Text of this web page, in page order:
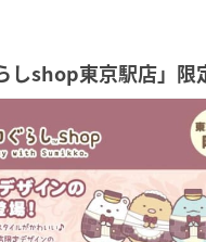
しshop東京駅店」限